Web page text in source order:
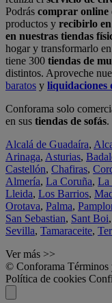
Podrás comprar online
productos y recibirlo
en nuestras tiendas
hogar y transformarlo
tiene 300 tiendas de
distintos. Aproveche
baratos y liquidaciones
Conforama solo
en sus tiendas de sofás.
Alcalá de Guadaíra,
Arinaga, Asturias,
Castellón, Chafiras,
Almería, La Coruña, La
Lleida, Los Barrios,
Orotava, Palma,
San Sebastian, Sant Boi,
Sevilla, Tamaraceite,
Ver más >>
© Conforama Términos
Política de cookies